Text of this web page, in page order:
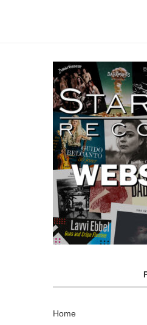
Home